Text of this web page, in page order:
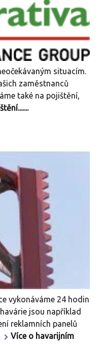
situacím.
zaměstnanců
také na pojištění,
vykonáváme 24 hodin
jsou například
reklamních panelů
Více o havarijním